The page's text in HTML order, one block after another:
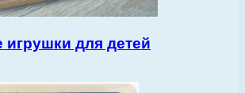
для детей